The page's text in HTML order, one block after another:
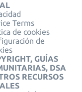
Terms
de cookies
de
GUÍAS
DSA
RECURSOS